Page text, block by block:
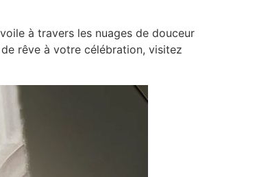
à travers les nuages de douceur
rêve à votre célébration, visitez